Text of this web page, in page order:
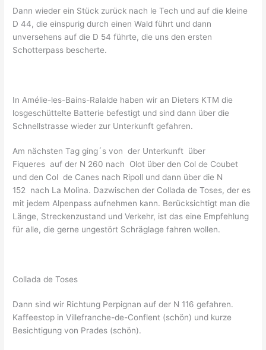
Dann wieder ein Stück zurück nach le Tech und auf die kleine
D 44, die einspurig durch einen Wald führt und dann
unversehens auf die D 54 führte, die uns den ersten
Schotterpass bescherte.
In Amélie-les-Bains-Ralalde haben wir an Dieters KTM die
losgeschüttelte Batterie befestigt und sind dann über die
Schnellstrasse wieder zur Unterkunft gefahren.
Am nächsten Tag ging´s von der Unterkunft über
Fiqueres auf der N 260 nach Olot über den Col de Coubet
und den Col de Canes nach Ripoll und dann über die N
152 nach La Molina. Dazwischen der Collada de Toses, der es
mit jedem Alpenpass aufnehmen kann. Berücksichtigt man die
Länge, Streckenzustand und Verkehr, ist das eine Empfehlung
für alle, die gerne ungestört Schräglage fahren wollen.
Collada de Toses
Dann sind wir Richtung Perpignan auf der N 116 gefahren.
Kaffeestop in Villefranche-de-Conflent (schön) und kurze
Besichtigung von Prades (schön).